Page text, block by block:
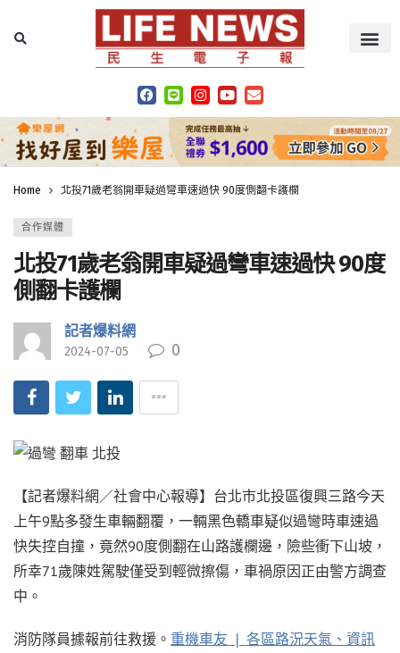
Home 北投71歲老翁開車疑過彎車速過快 90度側翻卡護欄
合作媒體
北投71歲老翁開車疑過彎車速過快 90度
側翻卡護欄
記者爆料網
2024-07-05 0
【記者爆料網／社會中心報導】台北市北投區復興三路今天
上午9點多發生車輛翻覆，一輛黑色轎車疑似過彎時車速過
快失控自撞，竟然90度側翻在山路護欄邊，險些衝下山坡，
所幸71歲陳姓駕駛僅受到輕微擦傷，車禍原因正由警方調查
中。
消防隊員據報前往救援。 重機車友 ❘ 各區路況天氣、資訊